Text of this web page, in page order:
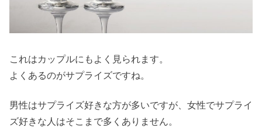
これはカップルにもよく見られます。
よくあるのがサプライズですね。
男性はサプライズ好きな方が多いですが、女性でサプライ
ズ好きな人はそこまで多くありません。